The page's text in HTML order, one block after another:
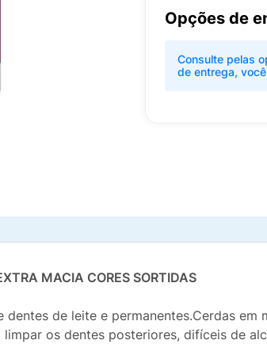
Opções de
Consulte pelas
de entrega,
MACIA CORES SORTIDAS
dentes de leite e permanentes.Cerdas
os dentes posteriores, difíceis de